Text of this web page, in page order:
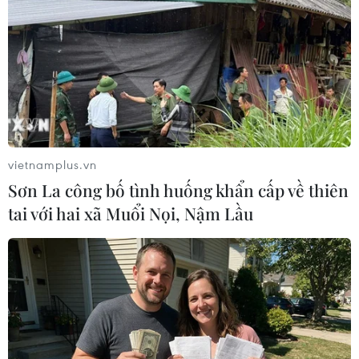
chỉ có 1% hoặc 2% dân số được hưởng quyền lợi
này.
Ông nêu rõ trong trường hợp tỷ lệ tiêm chủng
không được cải thiện trên toàn cầu, các nước sẽ
đối mặt với nguy cơ xuất hiện nhiều biến thể
mới có khả năng lây nhiễm mạnh hơn.
Do vậy, những mũi tiêm tăng cường nên dành
để hỗ trợ các quốc gia hiện chưa đủ vaccine để
tiêm cho người dân ít nhất một liều hoặc tiêm
mũi thứ hai. Ông cũng nhấn mạnh rằng hiện
vẫn còn nhiều tranh cãi về hiệu quả của mũi
tiêm tăng cường.
Tuy nhiên, Tổng Giám đốc Adhanom
Ghebreyesus cũng ủng hộ quan điểm tiêm mũi
vietnamplus.vn
Sơn La công bố tình huống khẩn cấp về thiên
tai với hai xã Muổi Nọi, Nậm Lầu